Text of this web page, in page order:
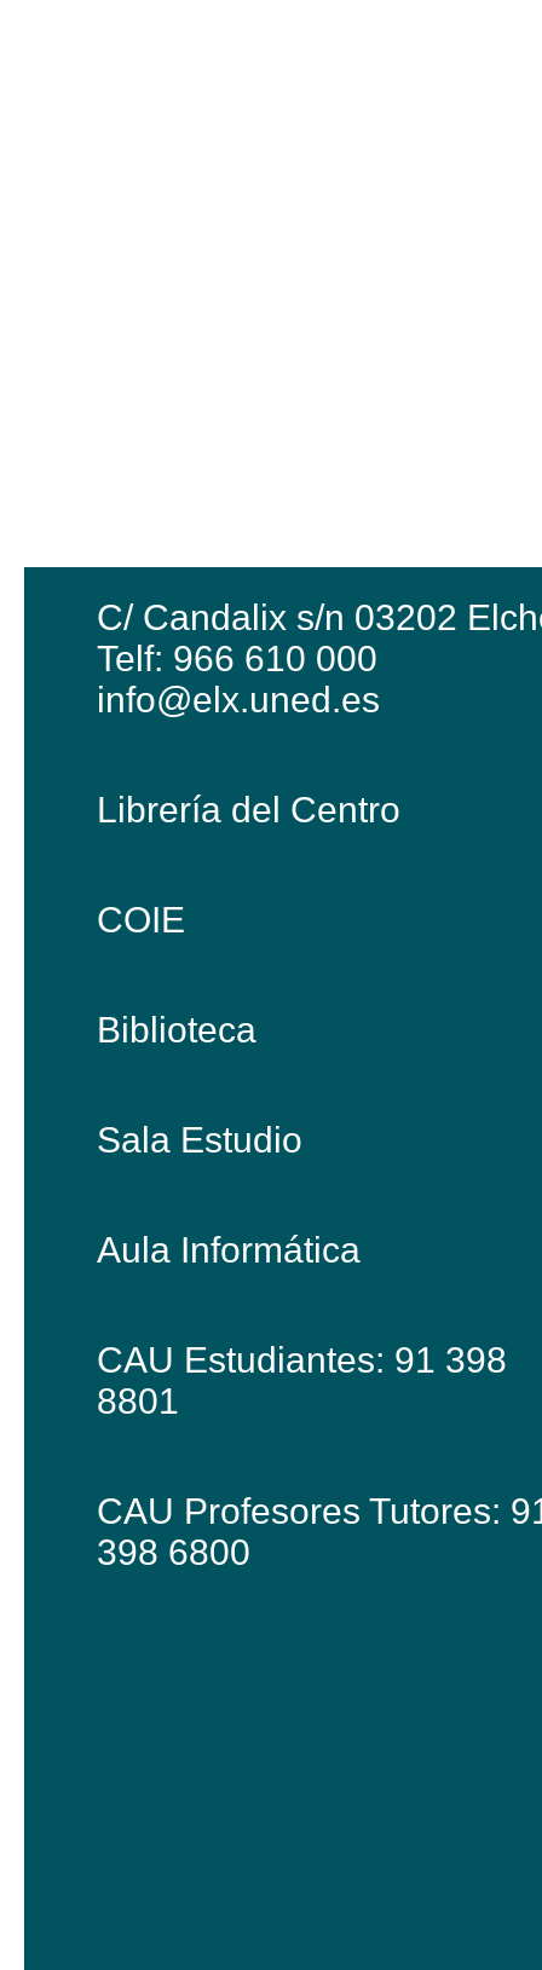
C/ Candalix s/n 03202
Telf: 966 610 000
info@elx.uned.es
Librería del Centro
COIE
Biblioteca
Sala Estudio
Aula Informática
CAU Estudiantes: 91 398
8801
CAU Profesores Tutores:
398 6800